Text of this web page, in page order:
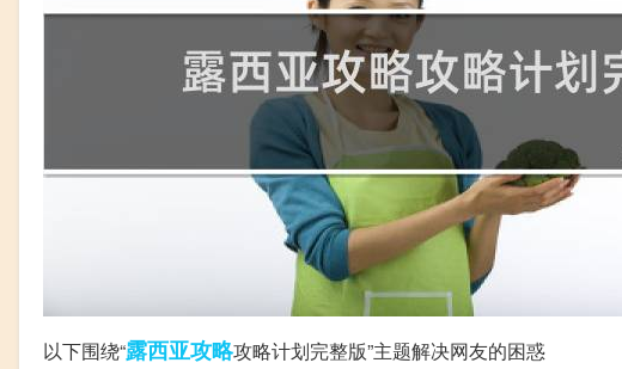
以下围绕“露西亚攻略攻略计划完整版”主题解决网友的困惑